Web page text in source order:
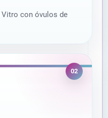
con óvulos de
02